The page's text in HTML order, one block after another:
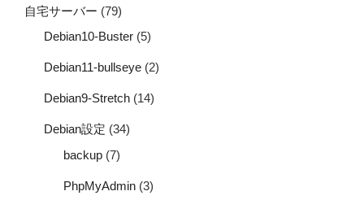
自宅サーバー (79)
Debian10-Buster (5)
Debian11-bullseye (2)
Debian9-Stretch (14)
Debian設定 (34)
backup (7)
PhpMyAdmin (3)